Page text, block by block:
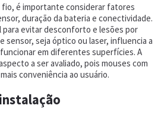
fio, é importante considerar fatores
duração da bateria e conectividade.
para evitar desconforto e lesões por
seja óptico ou laser, influencia a
em diferentes superfícies. A
a ser avaliado, pois mouses com
conveniência ao usuário.